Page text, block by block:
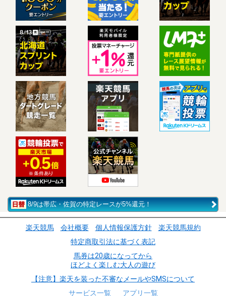
8/9は帯広・佐賀の特定レースが5%還元！
楽天競馬 会社概要 個人情報保護方針
楽天競馬規約
特定商取引法に基づく表記
馬券は20歳になってから
ほどよく楽しむ大人の遊び
【注意】楽天を装った不審なメールやSMSについて
サービス一覧
アプリ一覧